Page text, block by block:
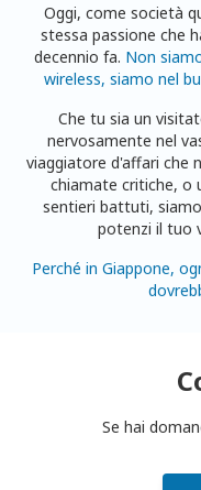
Oggi, come società
stessa passione che
decennio fa. Non
wireless, siamo nel
Che tu sia un
nervosamente nel
viaggiatore d'affari che
chiamate critiche, o
sentieri battuti,
potenzi il tuo
Perché in Giappone,
Se hai